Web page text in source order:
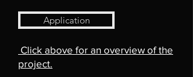
Application
Click above for an overview of the
project.